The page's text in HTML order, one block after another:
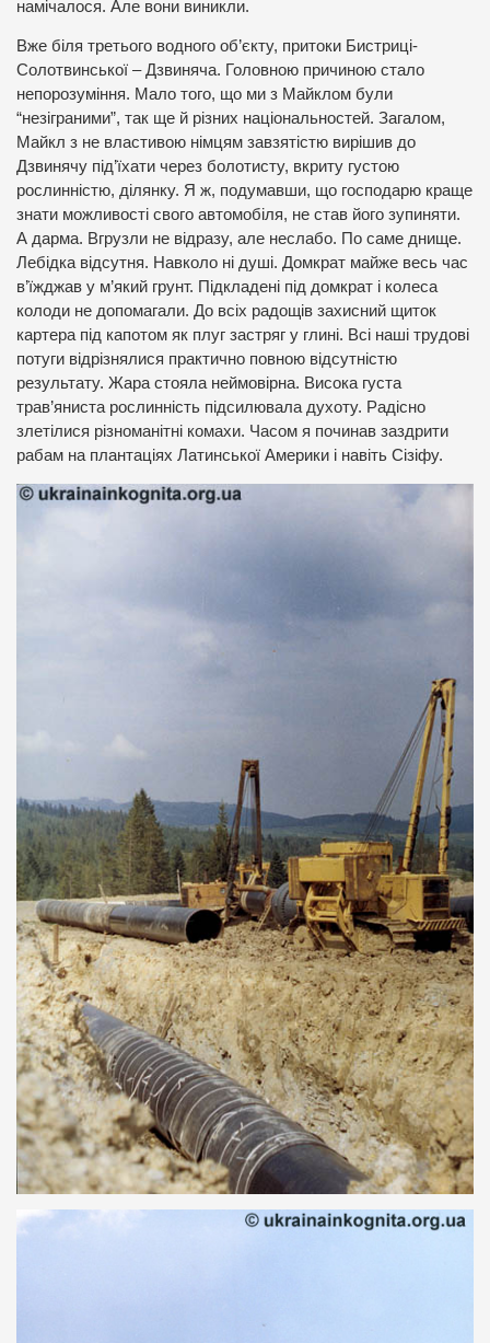
намічалося. Але вони виникли.
Вже біля третього водного об’єкту, притоки Бистриці-
Солотвинської – Дзвиняча. Головною причиною стало
непорозуміння. Мало того, що ми з Майклом були
“незіграними”, так ще й різних національностей. Загалом,
Майкл з не властивою німцям завзятістю вирішив до
Дзвинячу під’їхати через болотисту, вкриту густою
рослинністю, ділянку. Я ж, подумавши, що господарю краще
знати можливості свого автомобіля, не став його зупиняти.
А дарма. Вгрузли не відразу, але неслабо. По саме днище.
Лебідка відсутня. Навколо ні душі. Домкрат майже весь час
в’їжджав у м’який грунт. Підкладені під домкрат і колеса
колоди не допомагали. До всіх радощів захисний щиток
картера під капотом як плуг застряг у глині. Всі наші трудові
потуги відрізнялися практично повною відсутністю
результату. Жара стояла неймовірна. Висока густа
трав’яниста рослинність підсилювала духоту. Радісно
злетілися різноманітні комахи. Часом я починав заздрити
рабам на плантаціях Латинської Америки і навіть Сізіфу.